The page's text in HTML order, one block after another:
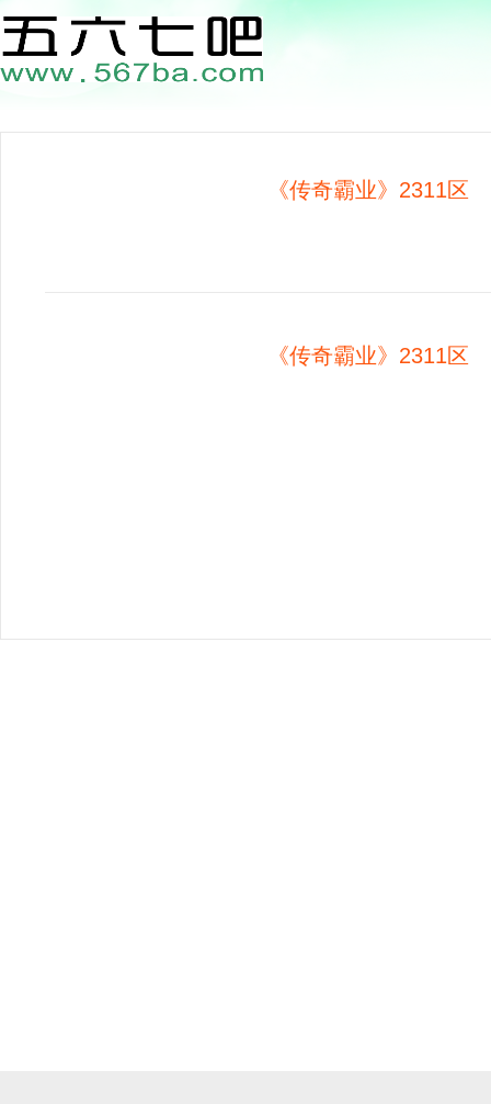
《传奇霸业》2311
《传奇霸业》2311